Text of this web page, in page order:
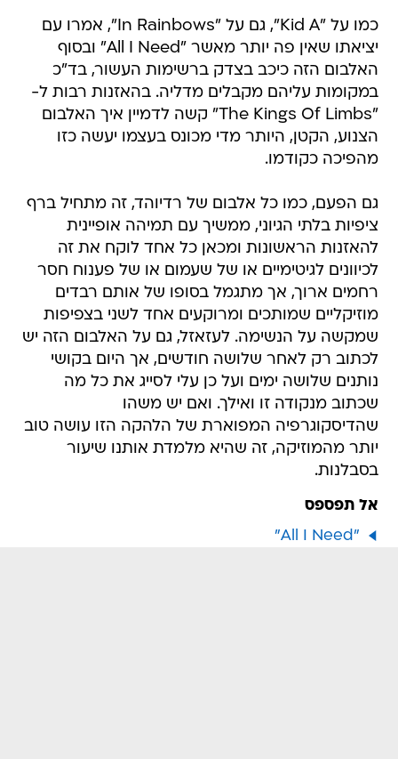
כמו על "Kid A", גם על "In Rainbows", אמרו עם
יציאתו שאין פה יותר מאשר "All I Need" ובסוף
האלבום הזה כיכב בצדק ברשימות העשור, בד"כ
במקומות עליהם מקבלים מדליה. בהאזנות רבות ל-
"The Kings Of Limbs" קשה לדמיין איך האלבום
הצנוע, הקטן, היותר מדי מכונס בעצמו יעשה כזו
מהפיכה כקודמו.
גם הפעם, כמו כל אלבום של רדיוהד, זה מתחיל ברף
ציפיות בלתי הגיוני, ממשיך עם תמיהה אופיינית
להאזנות הראשונות ומכאן כל אחד לוקח את זה
לכיוונים לגיטימיים או של שעמום או של פענוח חסר
רחמים ארוך, אך מתגמל בסופו של אותם רבדים
מוזיקליים שמותכים ומרוקעים אחד לשני בצפיפות
שמקשה על הנשימה. לעזאזל, גם על האלבום הזה יש
לכתוב רק לאחר שלושה חודשים, אך היום בקושי
נותנים שלושה ימים ועל כן עלי לסייג את כל מה
שכתוב מנקודה זו ואילך. ואם יש משהו
שהדיסקוגרפיה המפוארת של הלהקה הזו עושה טוב
יותר מהמוזיקה, זה שהיא מלמדת אותנו שיעור
בסבלנות.
אל תפספס
"All I Need"